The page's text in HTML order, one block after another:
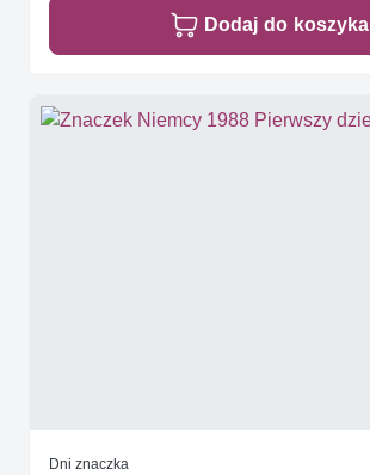
Dodaj do koszyka
Dni znaczka